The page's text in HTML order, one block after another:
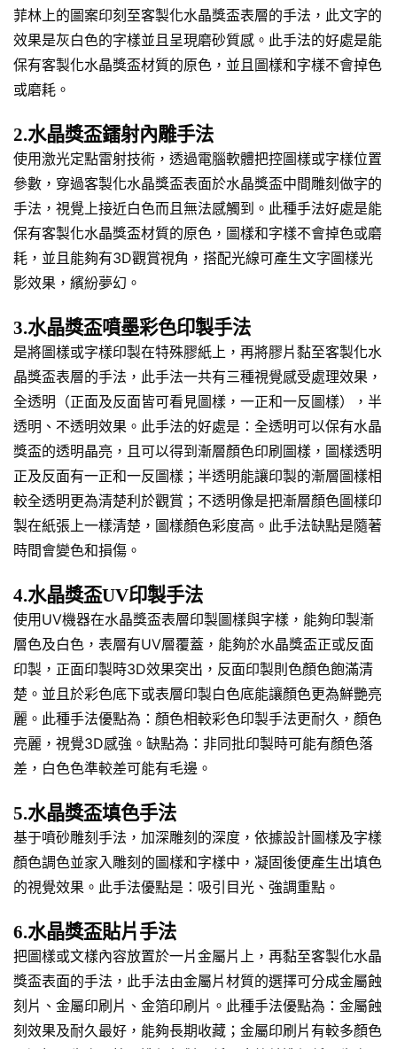
菲林上的圖案印刻至客製化水晶獎盃表層的手法，此文字的
效果是灰白色的字樣並且呈現磨砂質感。此手法的好處是能
保有客製化水晶獎盃材質的原色，並且圖樣和字樣不會掉色
或磨耗。
2.水晶獎盃鐳射內雕手法
使用激光定點雷射技術，透過電腦軟體把控圖樣或字樣位置
參數，穿過客製化水晶獎盃表面於水晶獎盃中間雕刻做字的
手法，視覺上接近白色而且無法感觸到。此種手法好處是能
保有客製化水晶獎盃材質的原色，圖樣和字樣不會掉色或磨
耗，並且能夠有3D觀賞視角，搭配光線可產生文字圖樣光
影效果，繽紛夢幻。
3.水晶獎盃噴墨彩色印製手法
是將圖樣或字樣印製在特殊膠紙上，再將膠片黏至客製化水
晶獎盃表層的手法，此手法一共有三種視覺感受處理效果，
全透明（正面及反面皆可看見圖樣，一正和一反圖樣），半
透明、不透明效果。此手法的好處是：全透明可以保有水晶
獎盃的透明晶亮，且可以得到漸層顏色印刷圖樣，圖樣透明
正及反面有一正和一反圖樣；半透明能讓印製的漸層圖樣相
較全透明更為清楚利於觀賞；不透明像是把漸層顏色圖樣印
製在紙張上一樣清楚，圖樣顏色彩度高。此手法缺點是隨著
時間會變色和損傷。
4.水晶獎盃UV印製手法
使用UV機器在水晶獎盃表層印製圖樣與字樣，能夠印製漸
層色及白色，表層有UV層覆蓋，能夠於水晶獎盃正或反面
印製，正面印製時3D效果突出，反面印製則色顏色飽滿清
楚。並且於彩色底下或表層印製白色底能讓顏色更為鮮艷亮
麗。此種手法優點為：顏色相較彩色印製手法更耐久，顏色
亮麗，視覺3D感強。缺點為：非同批印製時可能有顏色落
差，白色色準較差可能有毛邊。
5.水晶獎盃填色手法
基于噴砂雕刻手法，加深雕刻的深度，依據設計圖樣及字樣
顏色調色並家入雕刻的圖樣和字樣中，凝固後便產生出填色
的視覺效果。此手法優點是：吸引目光、強調重點。
6.水晶獎盃貼片手法
把圖樣或文樣內容放置於一片金屬片上，再黏至客製化水晶
獎盃表面的手法，此手法由金屬片材質的選擇可分成金屬蝕
刻片、金屬印刷片、金箔印刷片。此種手法優點為：金屬蝕
刻效果及耐久最好，能夠長期收藏；金屬印刷片有較多顏色